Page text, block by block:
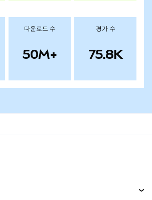
다운로드 수
50M+
평가 수
75.8K